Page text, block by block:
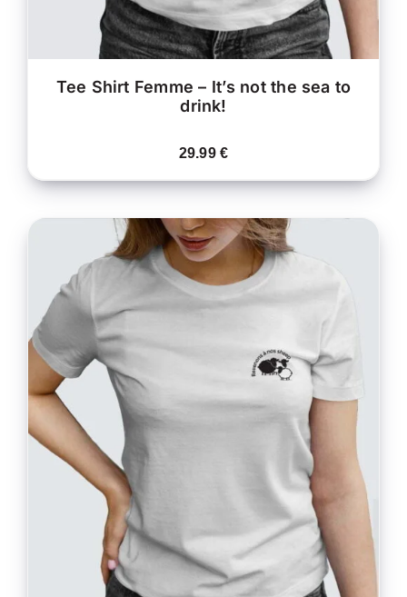
LA
PAGE
DU
Tee Shirt Femme – It’s not the sea to
drink!
29.99€
PRODUIT
PLUSIEURS
VARIATIONS.
LES
OPTIONS
PEUVENT
CHOISIES
DÉTAILS